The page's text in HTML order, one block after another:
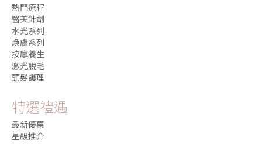
熱門療程
醫美針劑
水光系列
煥膚系列
按摩養生
激光脫毛
頭髮護理
特選禮遇
最新優惠
星級推介